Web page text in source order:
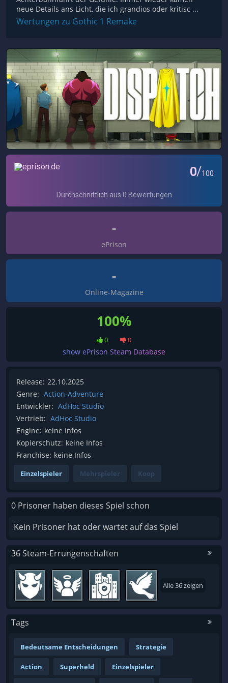
neue Details ans Licht, die ich grandios oder kritisc ...
Wertungen zu Gothic 1 Remake
-
ePrison
-
Online-Magazine
100%
0 0
show ePrison Steam Database
Release: 22.10.2025
Genre: Action-Adventure
Entwickler: AdHoc Studio
Vertrieb: AdHoc Studio
Engine: keine Infos
Kopierschutz: keine Infos
Franchise: keine Infos
Einzelspieler Mehrspieler Koop
0 Prisoner haben dieses Spiel schon
Kein Prisoner hat oder wartet auf das Spiel
36 Steam-Errungenschaften
Alle 36 zeigen
Tags
Bedeutsame Entscheidungen Strategie
Action Superheld Einzelspieler